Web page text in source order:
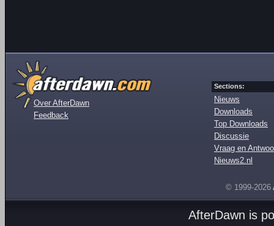
Over AfterDawn
Feedback
Sections:
Nieuws
Downloads
Top Downloads
Discussie
Vraag en
Nieuws2.nl
© 1999-2026
AfterDawn is